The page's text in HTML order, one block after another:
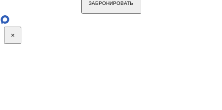
ЗАБРОНИРОВАТЬ
×